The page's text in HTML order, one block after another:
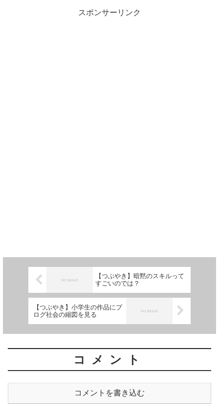
スポンサーリンク
【つぶやき】暗黙のスキルって
すごいのでは？
【つぶやき】小学生の作品にブ
ログ社会の縮図を見る
コメント
コメントを書き込む